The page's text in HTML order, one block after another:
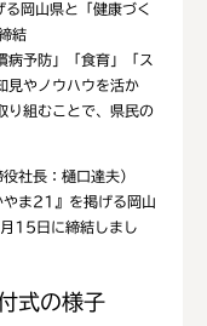
る岡山県と「健康づく
結
病予防」「食育」「ス
見やノウハウを活か
り組むことで、県民の
社長：樋口達夫）
やま21』を掲げる岡山
15日に締結しまし
式の様子